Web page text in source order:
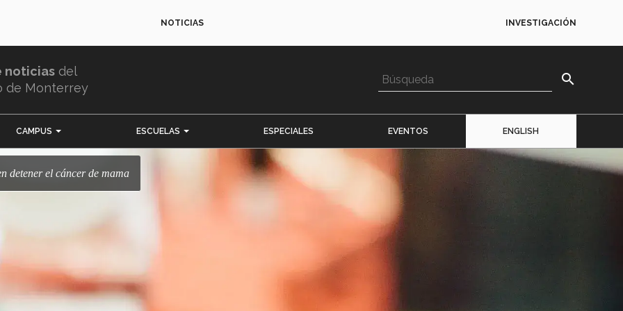
NOTICIAS INVESTIGACIÓN
noticias del
de Monterrey
search
CAMPUS ESCUELAS ESPECIALES EVENTOS ENGLISH
detener el cáncer de mama